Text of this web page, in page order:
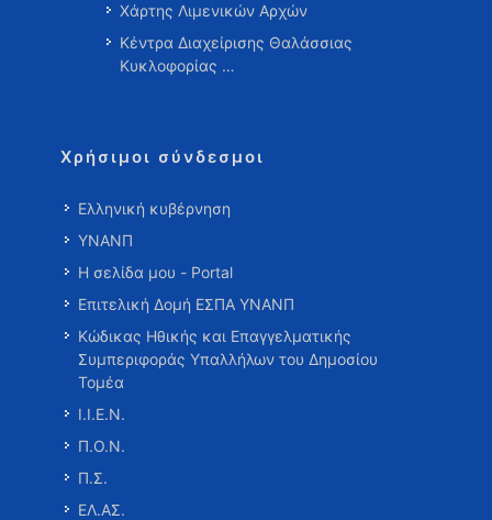
Χάρτης Λιμενικών Αρχών
Κέντρα Διαχείρισης Θαλάσσιας
Κυκλοφορίας …
Χρήσιμοι σύνδεσμοι
Ελληνική κυβέρνηση
ΥΝΑΝΠ
Η σελίδα μου - Portal
Επιτελική Δομή ΕΣΠΑ ΥΝΑΝΠ
Κώδικας Ηθικής και Επαγγελματικής
Συμπεριφοράς Υπαλλήλων του Δημοσίου
Τομέα
Ι.Ι.Ε.Ν.
Π.Ο.Ν.
Π.Σ.
ΕΛ.ΑΣ.